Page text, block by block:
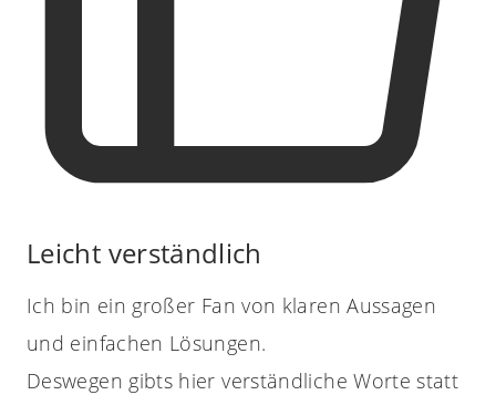
Leicht verständlich
Ich bin ein großer Fan von klaren Aussagen
und einfachen Lösungen.
Deswegen gibts hier verständliche Worte statt